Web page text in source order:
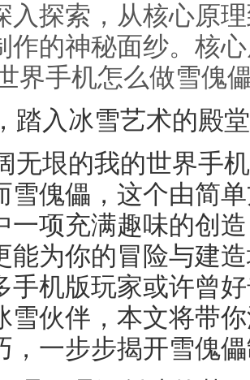
入探索，从核心原
作的神秘面纱。核
界手机怎么做雪傀
踏入冰雪艺术的殿堂
无垠的我的世界手
雪傀儡，这个由简
一项充满趣味的创
能为你的冒险与建
手机版玩家或许曾
雪伙伴，本文将带
，一步步揭开雪傀